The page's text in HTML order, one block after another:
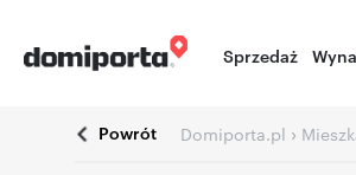
Sprzedaż
Powrót Domiporta.pl ›